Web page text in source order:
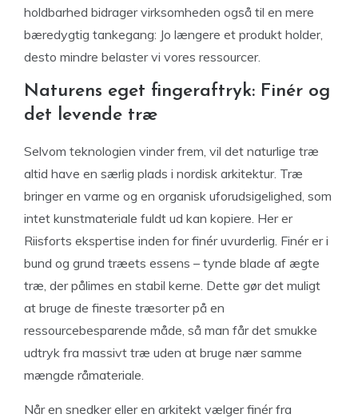
holdbarhed bidrager virksomheden også til en mere
bæredygtig tankegang: Jo længere et produkt holder,
desto mindre belaster vi vores ressourcer.
Naturens eget fingeraftryk: Finér og
det levende træ
Selvom teknologien vinder frem, vil det naturlige træ
altid have en særlig plads i nordisk arkitektur. Træ
bringer en varme og en organisk uforudsigelighed, som
intet kunstmateriale fuldt ud kan kopiere. Her er
Riisforts ekspertise inden for finér uvurderlig. Finér er i
bund og grund træets essens – tynde blade af ægte
træ, der pålimes en stabil kerne. Dette gør det muligt
at bruge de fineste træsorter på en
ressourcebesparende måde, så man får det smukke
udtryk fra massivt træ uden at bruge nær samme
mængde råmateriale.
Når en snedker eller en arkitekt vælger finér fra